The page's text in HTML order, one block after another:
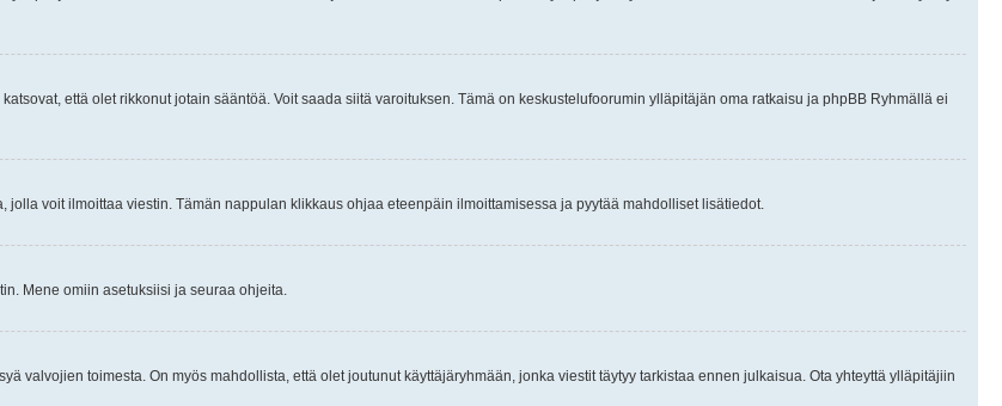
että olet rikkonut jotain sääntöä. Voit saada siitä varoituksen. Tämä on keskustelufoorumin ylläpitäjän oma ratkaisu ja phpBB Ryhmällä ei
voit ilmoittaa viestin. Tämän nappulan klikkaus ohjaa eteenpäin ilmoittamisessa ja pyytää mahdolliset lisätiedot.
Mene omiin asetuksiisi ja seuraa ohjeita.
valvojien toimesta. On myös mahdollista, että olet joutunut käyttäjäryhmään, jonka viestit täytyy tarkistaa ennen julkaisua. Ota yhteyttä ylläpitäjiin